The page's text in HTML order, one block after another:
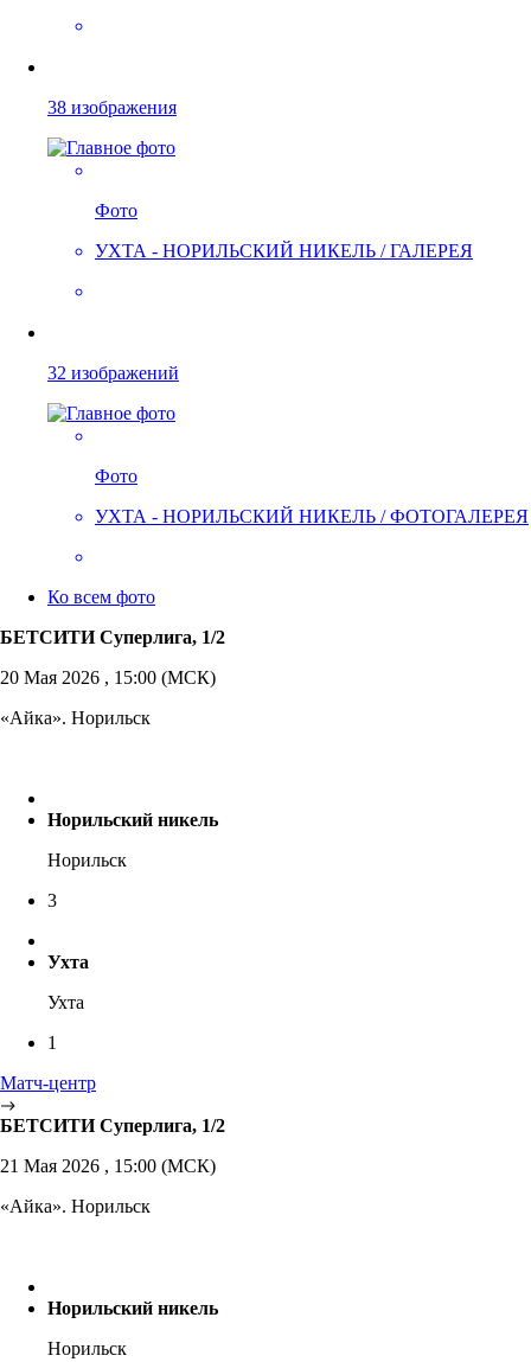
38 изображения
Фото
УХТА - НОРИЛЬСКИЙ НИКЕЛЬ / ГАЛЕРЕЯ
32 изображений
Фото
УХТА - НОРИЛЬСКИЙ НИКЕЛЬ / ФОТОГАЛЕРЕЯ
Ко всем фото
БЕТСИТИ Суперлига, 1/2
20 Мая 2026 , 15:00 (МСК)
«Айка». Норильск
Норильский никель
Норильск
3
Ухта
Ухта
1
Матч-центр
БЕТСИТИ Суперлига, 1/2
21 Мая 2026 , 15:00 (МСК)
«Айка». Норильск
Норильский никель
Норильск